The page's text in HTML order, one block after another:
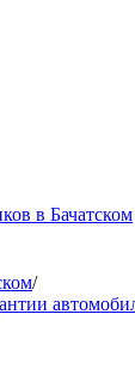
в Бачатском
/